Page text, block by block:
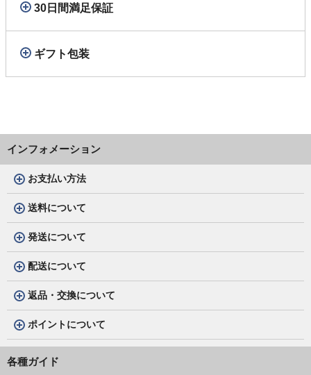
30日間満足保証
ギフト包装
インフォメーション
お支払い方法
送料について
発送について
配送について
返品・交換について
ポイントについて
各種ガイド